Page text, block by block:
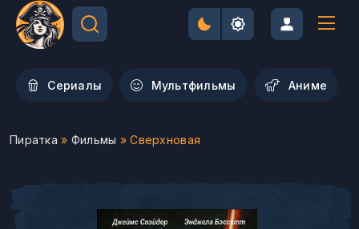
Сериалы Мультфильмы Aниме
Пиратка » Фильмы » Сверхновая